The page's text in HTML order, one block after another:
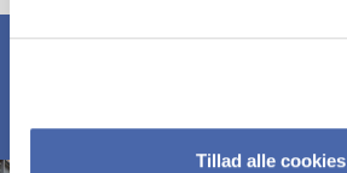
Tillad alle cookies